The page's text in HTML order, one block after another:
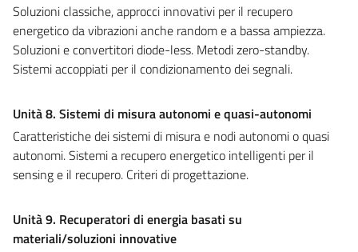
Soluzioni classiche, approcci innovativi per il recupero
energetico da vibrazioni anche random e a bassa ampiezza.
Soluzioni e convertitori diode-less. Metodi zero-standby.
Sistemi accoppiati per il condizionamento dei segnali.
Unità 8. Sistemi di misura autonomi e quasi-autonomi
Caratteristiche dei sistemi di misura e nodi autonomi o quasi
autonomi. Sistemi a recupero energetico intelligenti per il
sensing e il recupero. Criteri di progettazione.
Unità 9. Recuperatori di energia basati su
materiali/soluzioni innovative